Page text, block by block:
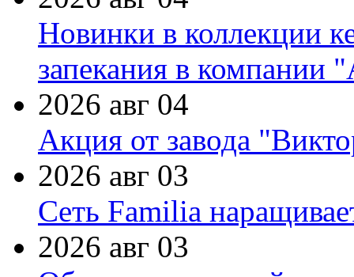
Новинки в коллекции
запекания в компании
2026 авг 04
Акция от завода
2026 авг 03
Сеть Familia
2026 авг 03